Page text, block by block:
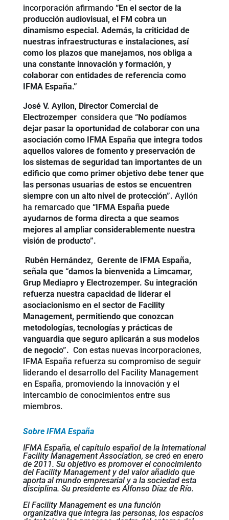
incorporación afirmando “En el sector de la
producción audiovisual, el FM cobra un
dinamismo especial. Además, la criticidad de
nuestras infraestructuras e instalaciones, así
como los plazos que manejamos, nos obliga a
una constante innovación y formación, y
colaborar con entidades de referencia como
IFMA España.”
José V. Ayllon, Director Comercial de
Electrozemperconsidera que “No podíamos
dejar pasar la oportunidad de colaborar con una
asociación como IFMA España que integra todos
aquellos valores de fomento y preservación de
los sistemas de seguridad tan importantes de un
edificio que como primer objetivo debe tener que
las personas usuarias de estos se encuentren
siempre con un alto nivel de protección”. Ayllón
ha remarcado que “IFMA España puede
ayudarnos de forma directa a que seamos
mejores al ampliar considerablemente nuestra
visión de producto”.
Rubén Hernández, Gerente de IFMA España,
señala que “damos la bienvenida a Limcamar,
Grup Mediapro y Electrozemper. Su integración
refuerza nuestra capacidad de liderar el
asociacionismo en el sector de Facility
Management, permitiendo que conozcan
metodologías, tecnologías y prácticas de
vanguardia que seguro aplicarán a sus modelos
de negocio”. Con estas nuevas incorporaciones,
IFMA España refuerza su compromiso de seguir
liderando el desarrollo del Facility Management
en España, promoviendo la innovación y el
intercambio de conocimientos entre sus
miembros.
Sobre IFMA España
IFMA España, el capítulo español de la International
Facility Management Association, se creó en enero
de 2011. Su objetivo es promover el conocimiento
del Facility Management y del valor añadido que
aporta al mundo empresarial y a la sociedad esta
disciplina. Su presidente es Alfonso Díaz de Río.
El Facility Management es una función
organizativa que integra las personas, los espacios